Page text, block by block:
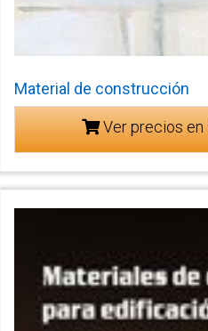
Material de construcción
Ver precios en